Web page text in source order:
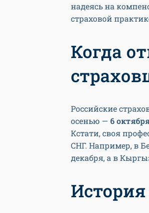
надеясь на
страховой
Когда
Российские
осенью — 6
Кстати, своя
СНГ. Например, в
декабря, а в